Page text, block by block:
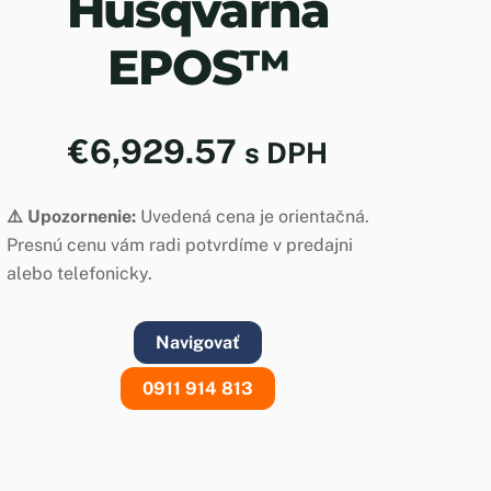
EPOS™
€6,929.57 s DPH
⚠️ Upozornenie:Uvedená cena je orientačná.
Presnú cenu vám radi potvrdíme v predajni
alebo telefonicky.
Navigovať
0911 914 813